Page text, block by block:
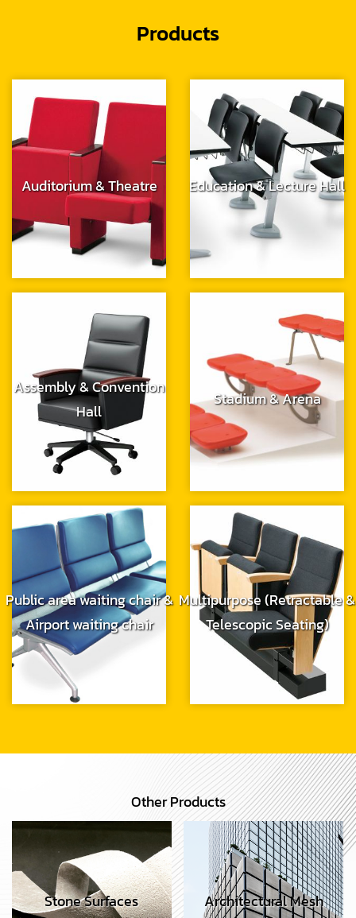
Products
Auditorium & Theatre Education & Lecture Hall
Assembly & Convention
Hall
Stadium & Arena
Public area waiting chair &
Airport waiting chair
Multipurpose (Retractable &
Telescopic Seating)
Other Products
Stone Surfaces Architectural Mesh